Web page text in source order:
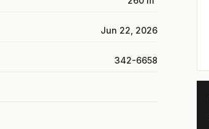
Jun 22, 2026
342-6658